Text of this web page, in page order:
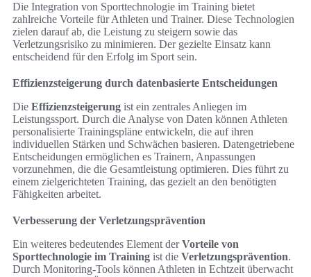
Die Integration von Sporttechnologie im Training bietet
zahlreiche Vorteile für Athleten und Trainer. Diese Technologien
zielen darauf ab, die Leistung zu steigern sowie das
Verletzungsrisiko zu minimieren. Der gezielte Einsatz kann
entscheidend für den Erfolg im Sport sein.
Effizienzsteigerung durch datenbasierte Entscheidungen
Die Effizienzsteigerung ist ein zentrales Anliegen im
Leistungssport. Durch die Analyse von Daten können Athleten
personalisierte Trainingspläne entwickeln, die auf ihren
individuellen Stärken und Schwächen basieren. Datengetriebene
Entscheidungen ermöglichen es Trainern, Anpassungen
vorzunehmen, die die Gesamtleistung optimieren. Dies führt zu
einem zielgerichteten Training, das gezielt an den benötigten
Fähigkeiten arbeitet.
Verbesserung der Verletzungsprävention
Ein weiteres bedeutendes Element derVorteile von
Sporttechnologie im Training ist die Verletzungsprävention.
Durch Monitoring-Tools können Athleten in Echtzeit überwacht